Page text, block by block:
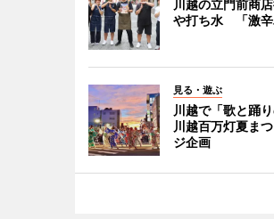
川越の立門前商
や打ち水 「激辛
見る・遊ぶ
川越で「歌と踊
川越百万灯夏ま
ジ企画